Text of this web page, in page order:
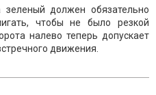
должен обязательно
чтобы не было резкой
налево теперь допускает
движения.